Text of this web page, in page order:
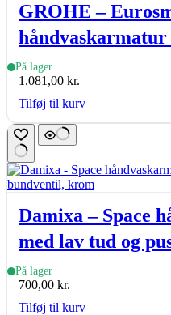
GROHE –
og høj tud, krom
På lager
1.081,00 kr.
Tilføj til kurv
Damixa – Space
med lav tud og
På lager
700,00 kr.
Tilføj til kurv